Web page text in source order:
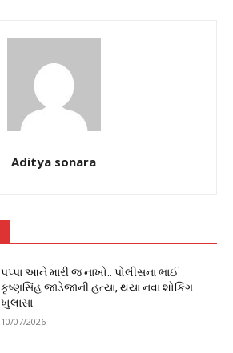
Aditya sonara
પપ્પા આને મારી જ નાખો.. પોલીસના ભાઈ
કૃષ્ણસિંહ જાડેજાની હત્યા, થયા નવા શોકિંગ
ખુલાસા
10/07/2026